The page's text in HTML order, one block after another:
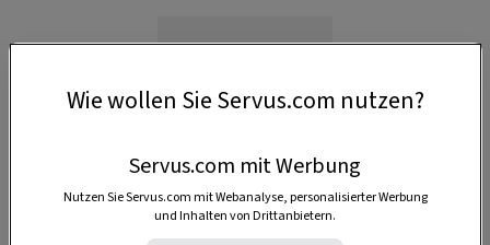
Wie wollen Sie Servus.com nutzen?
Servus.com mit Werbung
Nutzen Sie Servus.com mit Webanalyse, personalisierter Werbung
und Inhalten von Drittanbietern.